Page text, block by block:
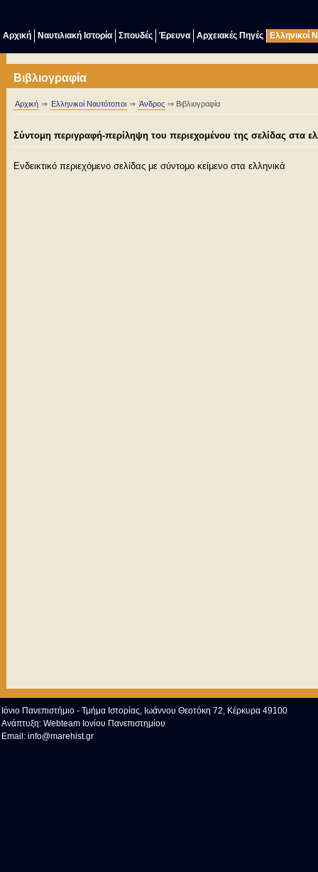
Αρχική Ναυτιλιακή Ιστορία Σπουδές Έρευνα Αρχειακές Πηγές Ελληνικοί
Βιβλιογραφία
Αρχική ⇒ Ελληνικοί Ναυτότοποι ⇒ Άνδρος ⇒ Βιβλιογραφία
Σύντομη περιγραφή-περίληψη του περιεχομένου της σελίδας στα
Ενδεικτικό περιεχόμενο σελίδας με σύντομo κείμενο στα ελληνικά
Ιόνιο Πανεπιστήμιο - Τμήμα Ιστορίας, Ιωάννου Θεοτόκη 72, Κέρκυρα 49100
Ανάπτυξη: Webteam Ιονίου Πανεπιστημίου
Email: info@marehist.gr